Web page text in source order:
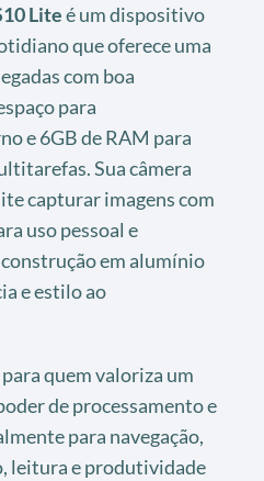
Liteé um dispositivo
que oferece uma
com boa
para
e 6GB de RAM para
Sua câmera
capturar imagens com
uso pessoal e
em alumínio
e estilo ao
quem valoriza um
de processamento e
para navegação,
leitura e produtividade